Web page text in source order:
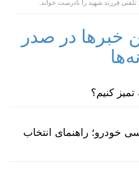
فرزند شهید را نادرست خواند.
خبرها در صدر
کنیم؟
خودرو؛ راهنمای انتخاب